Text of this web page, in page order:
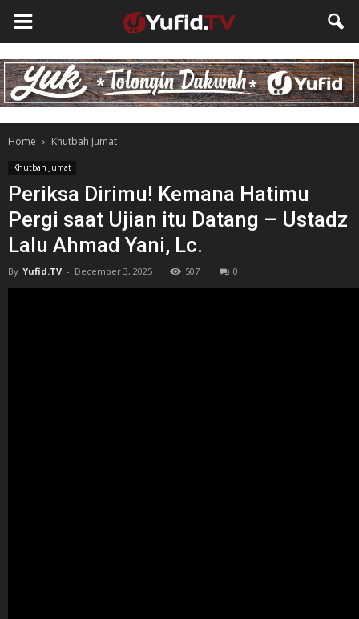
Home Khutbah Jumat
Khutbah Jumat
Periksa Dirimu! Kemana Hatimu
Pergi saat Ujian itu Datang – Ustadz
Lalu Ahmad Yani, Lc.
By Yufid.TV - December 3, 2025 507 0